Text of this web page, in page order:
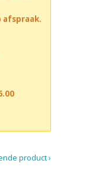
afspraak.
product ›